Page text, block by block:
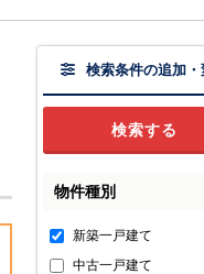
検索条件の追加・
物件種別
新築一戸建て
中古一戸建て